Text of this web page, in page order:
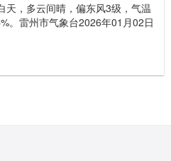
天，多云间晴，偏东风3级，气温
。雷州市气象台2026年01月02日